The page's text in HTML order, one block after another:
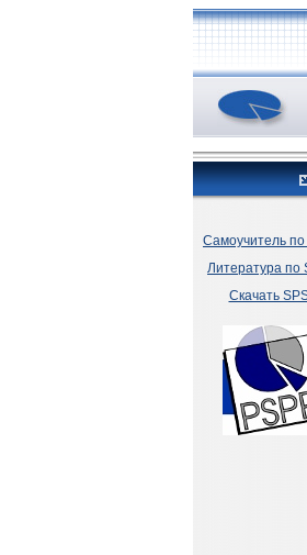
Самоучитель по
Литература по
Скачать